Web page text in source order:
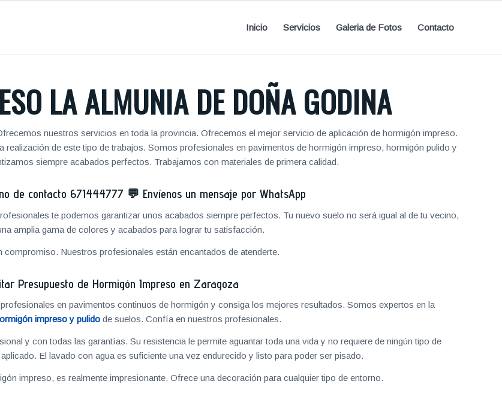
Inicio Servicios Galeria de Fotos Contacto
LA ALMUNIA DE DOÑA GODINA
nuestros servicios en toda la provincia. Ofrecemos el mejor servicio de aplicación de hormigón impreso.
realización de este tipo de trabajos. Somos profesionales en pavimentos de hormigón impreso, hormigón pulido y
siempre acabados perfectos. Trabajamos con materiales de primera calidad.
de contacto 671444777 💬 Envíenos un mensaje por WhatsApp
te podemos garantizar unos acabados siempre perfectos. Tu nuevo suelo no será igual al de tu vecino,
amplia gama de colores y acabados para lograr tu satisfacción.
compromiso. Nuestros profesionales están encantados de atenderte.
Presupuesto de Hormigón Impreso en Zaragoza
en pavimentos continuos de hormigón y consiga los mejores resultados. Somos expertos en la
impreso y pulidode suelos. Confía en nuestros profesionales.
y con todas las garantías. Su resistencia le permite aguantar toda una vida y no requiere de ningún tipo de
El lavado con agua es suficiente una vez endurecido y listo para poder ser pisado.
impreso, es realmente impresionante. Ofrece una decoración para cualquier tipo de entorno.